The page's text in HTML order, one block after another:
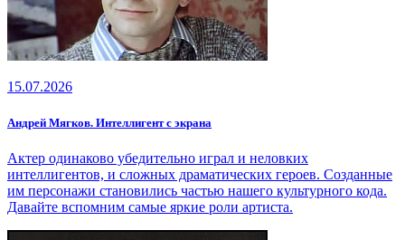
15.07.2026
Андрей Мягков. Интеллигент с экрана
Актер одинаково убедительно играл и неловких
интеллигентов, и сложных драматических героев. Созданные
им персонажи становились частью нашего культурного кода.
Давайте вспомним самые яркие роли артиста.